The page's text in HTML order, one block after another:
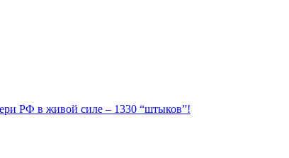
РФ в живой силе – 1330 “штыков”!